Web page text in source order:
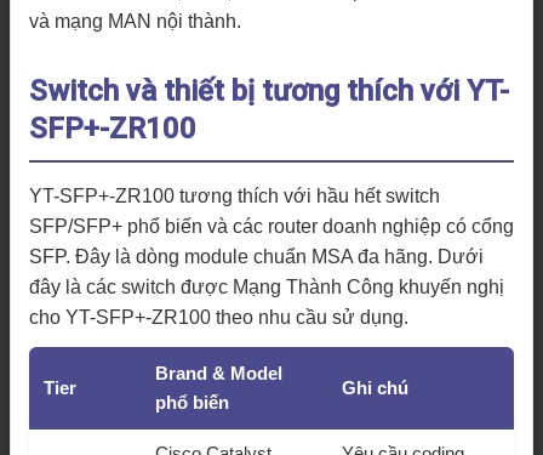
và mạng MAN nội thành.
Switch và thiết bị tương thích với YT-
SFP+-ZR100
YT-SFP+-ZR100 tương thích với hầu hết switch
SFP/SFP+ phổ biến và các router doanh nghiệp có cổng
SFP. Đây là dòng module chuẩn MSA đa hãng. Dưới
đây là các switch được Mạng Thành Công khuyến nghị
cho YT-SFP+-ZR100 theo nhu cầu sử dụng.
Tier
Brand & Model
phổ biến
Ghi chú